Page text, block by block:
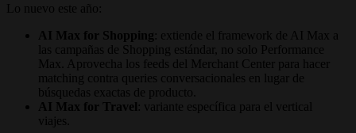
Lo nuevo este año:
AI Max for Shopping : extiende el framework de AI Max a
las campañas de Shopping estándar, no solo Performance
Max. Aprovecha los feeds del Merchant Center para hacer
matching contra queries conversacionales en lugar de
búsquedas exactas de producto.
AI Max for Travel : variante específica para el vertical
viajes.